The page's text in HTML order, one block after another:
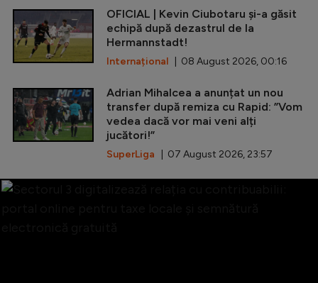
OFICIAL | Kevin Ciubotaru și-a găsit
echipă după dezastrul de la
Hermannstadt!
Internațional | 08 August 2026, 00:16
Adrian Mihalcea a anunțat un nou
transfer după remiza cu Rapid: ”Vom
vedea dacă vor mai veni alți
jucători!”
SuperLiga | 07 August 2026, 23:57